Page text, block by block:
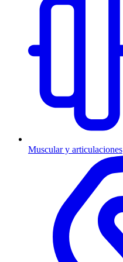
Muscular y articulaciones